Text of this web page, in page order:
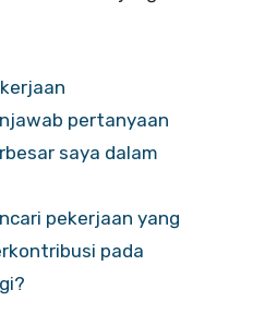
pertanyaan
saya dalam
pekerjaan yang
pada